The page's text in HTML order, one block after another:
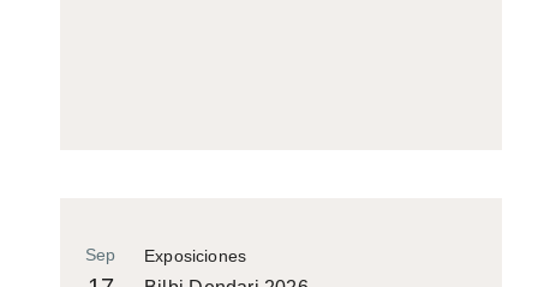
Exposiciones
Sep